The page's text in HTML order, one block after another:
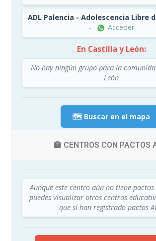
ADL Palencia - Adolescencia Libre
-
Acceder
En Castilla y León:
No hay ningún grupo para la
León
🗺️ Buscar en el mapa
🏫 CENTROS CON PACTOS
Aunque este centro aún no tiene
puedes visualizar otros centros
que sí han registrado pactos